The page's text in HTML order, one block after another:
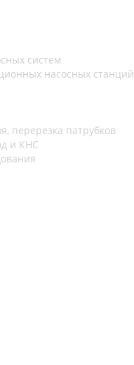
систем
насосных станций
перерезка патрубков
и КНС